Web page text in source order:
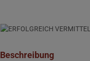
Beschreibung